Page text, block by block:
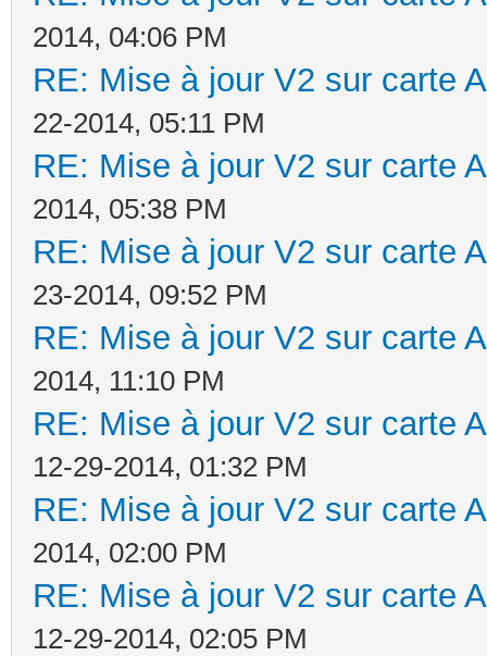
2014, 04:06 PM
RE: Mise à jour V2 sur carte
22-2014, 05:11 PM
RE: Mise à jour V2 sur carte
2014, 05:38 PM
RE: Mise à jour V2 sur carte
23-2014, 09:52 PM
RE: Mise à jour V2 sur carte
2014, 11:10 PM
RE: Mise à jour V2 sur carte
12-29-2014, 01:32 PM
RE: Mise à jour V2 sur carte
2014, 02:00 PM
RE: Mise à jour V2 sur carte
12-29-2014, 02:05 PM